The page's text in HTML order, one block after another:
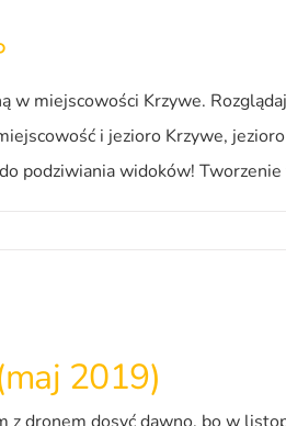
miejscowości Krzywe.
i jezioro Krzywe,
podziwiania widoków!
2019)